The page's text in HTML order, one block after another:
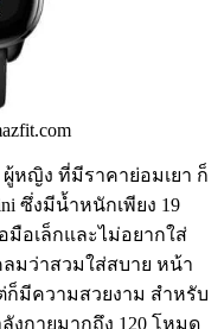
หญิง ที่มีราคาย่อมเยา ก็
ซึ่งมีน้ำหนักเพียง 19
อเล็กและไม่อยากใส่
มว่าสวมใส่สบาย หน้า
ก็มีความสวยงาม สำหรับ
กายมากถึง 120 โหมด